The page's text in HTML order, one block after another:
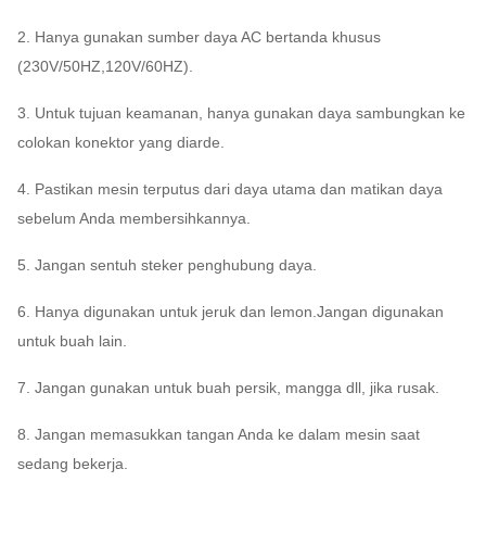
2. Hanya gunakan sumber daya AC bertanda khusus
(230V/50HZ,120V/60HZ).
3. Untuk tujuan keamanan, hanya gunakan daya sambungkan ke
colokan konektor yang diarde.
4. Pastikan mesin terputus dari daya utama dan matikan daya
sebelum Anda membersihkannya.
5. Jangan sentuh steker penghubung daya.
6. Hanya digunakan untuk jeruk dan lemon.Jangan digunakan
untuk buah lain.
7. Jangan gunakan untuk buah persik, mangga dll, jika rusak.
8. Jangan memasukkan tangan Anda ke dalam mesin saat
sedang bekerja.